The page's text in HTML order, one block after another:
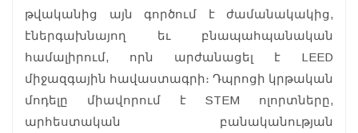
թվականից այն գործում է ժամանակակից,
էներգախնայող եւ բնապահպանական
համալիրում, որն արժանացել է LEED
միջազգային հավաստագրի։ Դպրոցի կրթական
մոդելը միավորում է STEM ոլորտները,
արհեստական բանականության